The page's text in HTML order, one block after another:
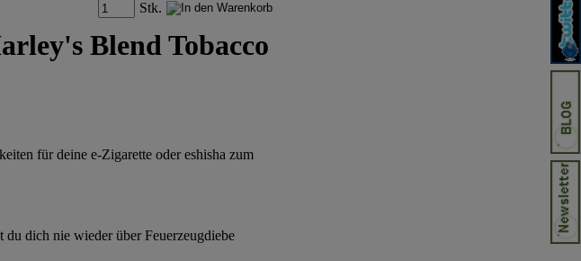
Stk.
Blend Tobacco
für deine e-Zigarette oder eshisha zum
dich nie wieder über Feuerzeugdiebe